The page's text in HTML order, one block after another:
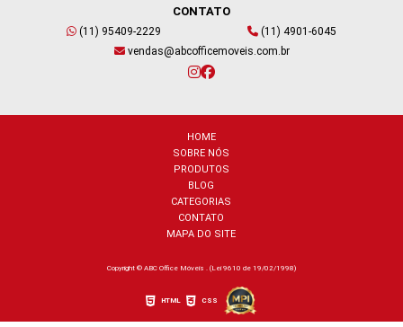
CONTATO
(11) 95409-2229
(11) 4901-6045
vendas@abcofficemoveis.com.br
HOME
SOBRE NÓS
PRODUTOS
BLOG
CATEGORIAS
CONTATO
MAPA DO SITE
Copyright © ABC Office Móveis . (Lei 9610 de 19/02/1998)
HTML CSS